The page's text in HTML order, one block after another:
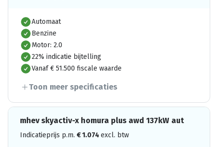
Automaat
Benzine
Motor: 2.0
22% indicatie bijtelling
Vanaf € 51.500 fiscale waarde
Toon meer specificaties
mhev skyactiv-x homura plus awd 137kW aut
Indicatieprijs p.m. €1.074 excl. btw